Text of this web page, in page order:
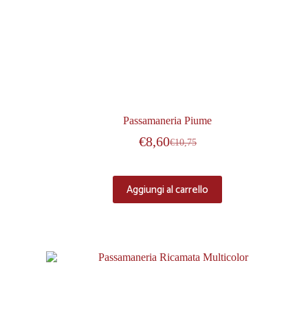
Passamaneria Piume
€10,75
€8,60
Aggiungi al carrello